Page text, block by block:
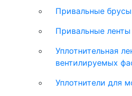
Привальные брусы
Привальные ленты
Уплотнительная
вентилируемых
Уплотнители для